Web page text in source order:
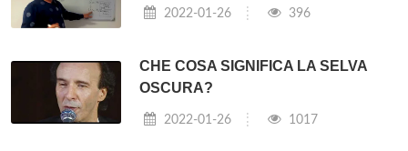
2022-01-26 396
CHE COSA SIGNIFICA LA SELVA
OSCURA?
2022-01-26 1017